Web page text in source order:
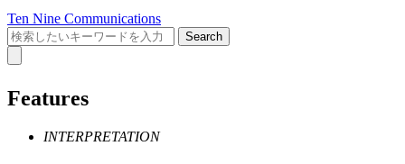
Ten Nine Communications
Features
INTERPRETATION